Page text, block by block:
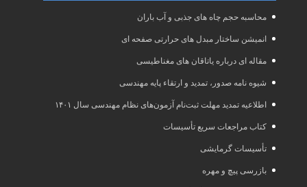
محاسبه حجم چاه های جذبی و آب باران
انمیشن ساختار مبدل های حرارتی صفحه ای
مقاله ای درباره یاتاقان های مغناطیسی
شیوه نامه صدور، تمدید و ارتقاء پایه مهندسی
اطلاعیه تمدید مهلت ثبت‌نام آزمون‌های نظام مهندسی سال ۱۴۰۱
کتاب مراجعات سریع تأسیسات
تأسیسات گرمایشی
بازرسی پیچ و مهره